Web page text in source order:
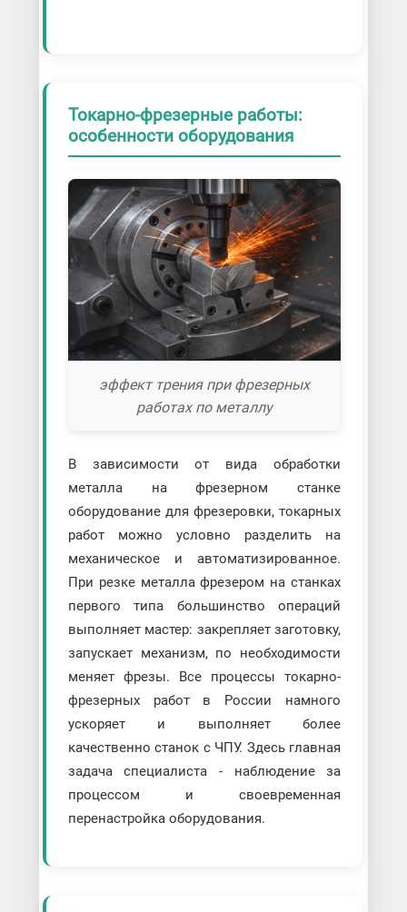
Токарно-фрезерные работы:
особенности оборудования
эффект трения при фрезерных
работах по металлу
В зависимости от вида обработки
металла на фрезерном станке
оборудование для фрезеровки, токарных
работ можно условно разделить на
механическое и автоматизированное.
При резке металла фрезером на станках
первого типа большинство операций
выполняет мастер: закрепляет заготовку,
запускает механизм, по необходимости
меняет фрезы. Все процессы токарно-
фрезерных работ в России намного
ускоряет и выполняет более
качественно станок с ЧПУ. Здесь главная
задача специалиста - наблюдение за
процессом и своевременная
перенастройка оборудования.